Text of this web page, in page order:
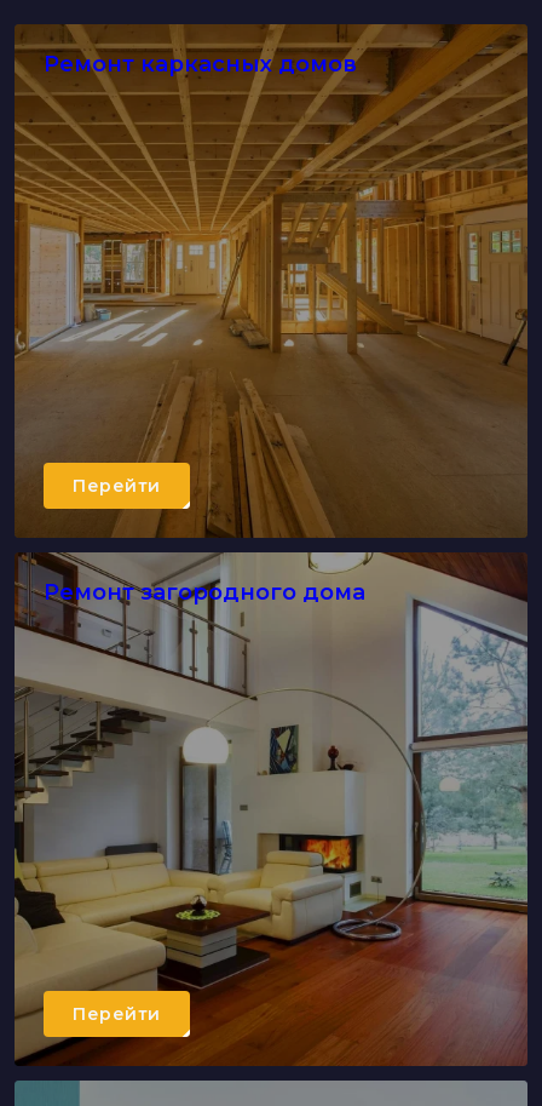
Ремонт каркасных домов
Перейти
Ремонт загородного дома
Перейти